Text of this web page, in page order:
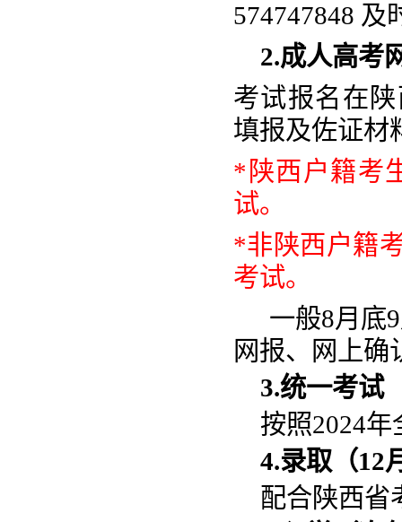
574747848
2.成人高考
考试报名在
填报及佐证材
*陕西户籍考
试。
*非陕西户籍
考试。
一般8月底
网报、网上确
3.统一考试
按照2024
4.录取（12
配合陕西省